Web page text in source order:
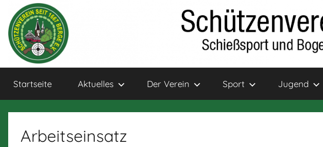
Inhalt
springen
Schützenverein
Berge
und
Bogensport
für
und
Startseite Aktuelles Der Verein Sport Jugend
Arbeitseinsatz